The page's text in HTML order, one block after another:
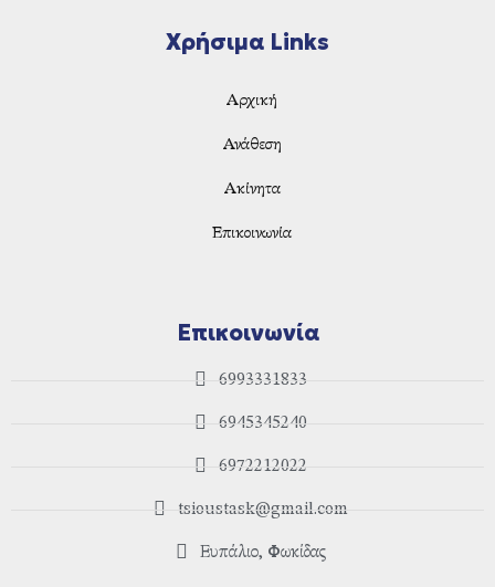
Χρήσιμα Links
Αρχική
Ανάθεση
Ακίνητα
Επικοινωνία
Επικοινωνία
6993331833
6945345240
6972212022
tsioustask@gmail.com
Ευπάλιο, Φωκίδας